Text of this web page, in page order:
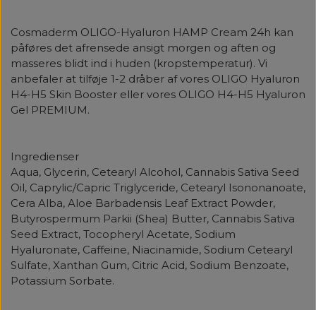
Cosmaderm OLIGO-Hyaluron HAMP Cream 24h kan
påføres det afrensede ansigt morgen og aften og
masseres blidt ind i huden (kropstemperatur). Vi
anbefaler at tilføje 1-2 dråber af vores OLIGO Hyaluron
H4-H5 Skin Booster eller vores OLIGO H4-H5 Hyaluron
Gel PREMIUM.
Ingredienser
Aqua, Glycerin, Cetearyl Alcohol, Cannabis Sativa Seed
Oil, Caprylic/Capric Triglyceride, Cetearyl Isononanoate,
Cera Alba, Aloe Barbadensis Leaf Extract Powder,
Butyrospermum Parkii (Shea) Butter, Cannabis Sativa
Seed Extract, Tocopheryl Acetate, Sodium
Hyaluronate, Caffeine, Niacinamide, Sodium Cetearyl
Sulfate, Xanthan Gum, Citric Acid, Sodium Benzoate,
Potassium Sorbate.